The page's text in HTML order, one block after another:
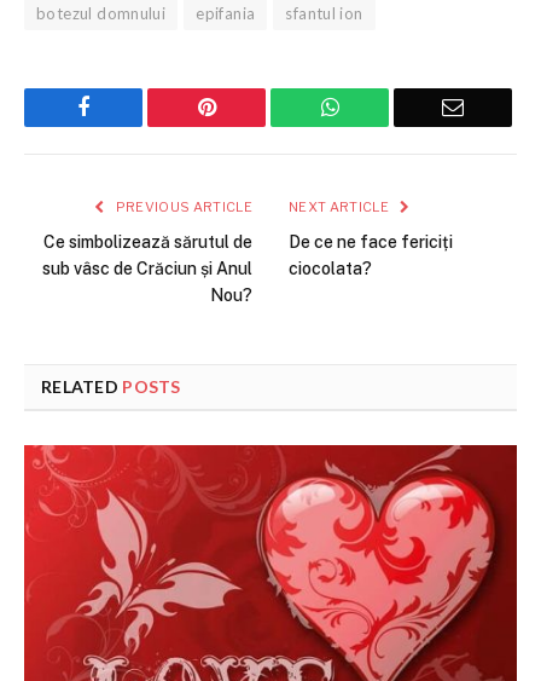
botezul domnului
epifania sfantul ion
Facebook Pinterest WhatsApp Email
PREVIOUS ARTICLE
Ce simbolizează sărutul de
sub vâsc de Crăciun și Anul
Nou?
NEXT ARTICLE
De ce ne face fericiți
ciocolata?
RELATED POSTS